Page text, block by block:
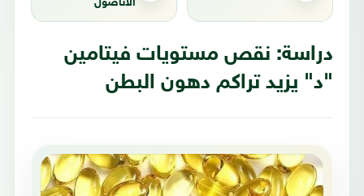
الأناضول
دراسة: نقص مستويات فيتامين
"د" يزيد تراكم دهون البطن